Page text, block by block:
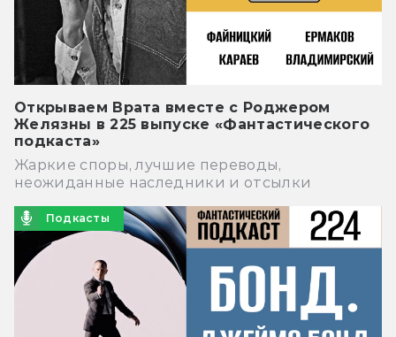
Открываем Врата вместе с Роджером
Желязны в 225 выпуске «Фантастического
подкаста»
Жаркие споры, лучшие переводы,
неожиданные наследники и отсылки
Подкасты